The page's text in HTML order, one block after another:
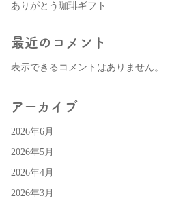
ありがとう珈琲ギフト
最近のコメント
表示できるコメントはありません。
アーカイブ
2026年6月
2026年5月
2026年4月
2026年3月